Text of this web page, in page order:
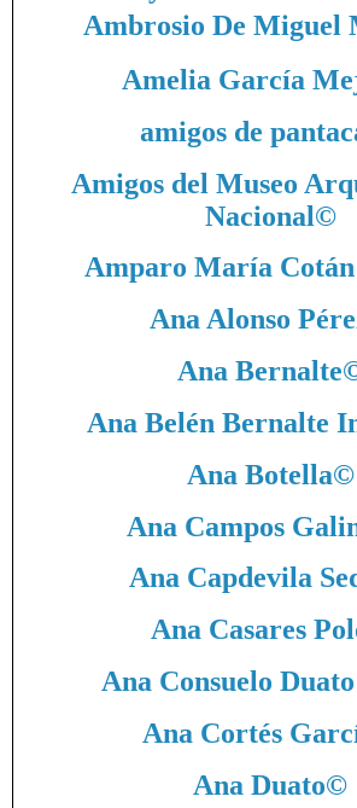
Ambrosio De Miguel
Amelia García
amigos de
Amigos del Museo
Nacional©
Amparo María Cotán
Ana Alonso
Ana Bernalte
Ana Belén Bernalte
Ana Botella©
Ana Campos
Ana Capdevila
Ana Casares
Ana Consuelo
Ana Cortés
Ana Duato©